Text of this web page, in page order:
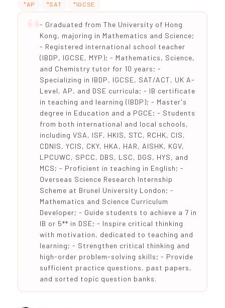
*AP *SAT *IGCSE
- Graduated from The University of Hong
Kong, majoring in Mathematics and Science;
- Registered international school teacher
(IBDP, IGCSE, MYP); - Mathematics, Science,
and Chemistry tutor for 10 years; -
Specializing in IBDP, IGCSE, SAT/ACT, UK A-
Level, AP, and DSE curricula; - IB certificate
in teaching and learning (IBDP); - Master's
degree in Education and a PGCE; - Students
from both international and local schools,
including VSA, ISF, HKIS, STC, RCHK, CIS,
CDNIS, YCIS, CKY, HKA, HAR, AISHK, KGV,
LPCUWC, SPCC, DBS, LSC, DGS, HYS, and
MCS; - Proficient in teaching in English; -
Overseas Science Research Internship
Scheme at Brunel University London; -
Mathematics and Science Curriculum
Developer; - Guide students to achieve a 7 in
IB or 5** in DSE; - Inspire critical thinking
with motivation, dedicated to teaching and
learning; - Strengthen critical thinking and
high-order problem-solving skills; - Provide
sufficient practice questions, past papers,
and sorted topic question banks.